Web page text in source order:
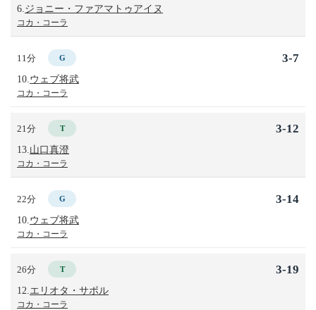
6. ジョニー・ファアマトゥアイヌ
コカ・コーラ
11分 G
10. ウェブ将武
コカ・コーラ
3-7
21分 T
13. 山口真澄
コカ・コーラ
3-12
22分 G
10. ウェブ将武
コカ・コーラ
3-14
26分 T
12. エリオタ・サポル
コカ・コーラ
3-19